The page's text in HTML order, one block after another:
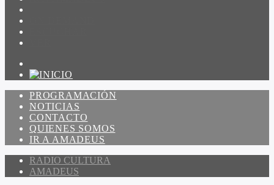
PROGRAMACIÓN
NOTICIAS
CONTACTO
QUIENES SOMOS
IR A AMADEUS
RADIO CULTURA
AMADEUS